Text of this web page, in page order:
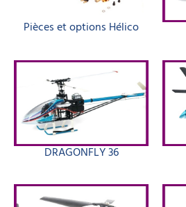
Pièces et options Hélico
DRAGONFLY 36